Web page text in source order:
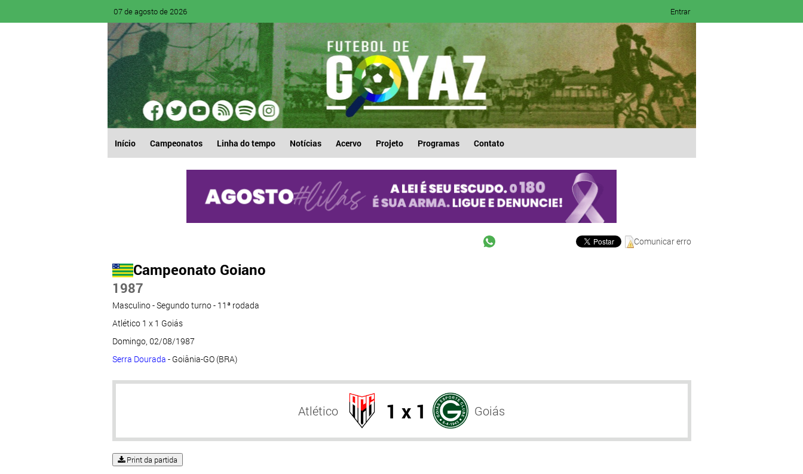
07 de agosto de 2026 Entrar
Início Campeonatos Linha do tempo Notícias Acervo Projeto Programas Contato
Comunicar erro
Campeonato Goiano
1987
Masculino - Segundo turno - 11ª rodada
Atlético 1 x 1 Goiás
Domingo, 02/08/1987
Serra Dourada - Goiânia-GO (BRA)
Atlético 1 x 1 Goiás
Print da partida